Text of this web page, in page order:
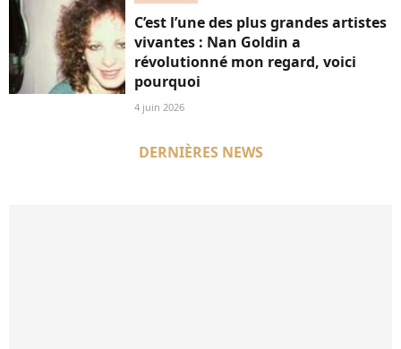
C’est l’une des plus grandes artistes
vivantes : Nan Goldin a
révolutionné mon regard, voici
pourquoi
4 juin 2026
DERNIÈRES NEWS